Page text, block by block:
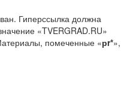
Гиперссылка должна
«TVERGRAD.RU»
помеченные «рr*»,